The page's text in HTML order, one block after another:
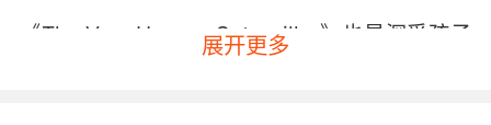
《The Very Hungry Caterpillar》也是深受孩子
们喜爱的经典之作。它通过讲述一只小毛毛虫从
展开更多